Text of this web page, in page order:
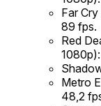
Far
89 fps.
Red
Metro
48,2